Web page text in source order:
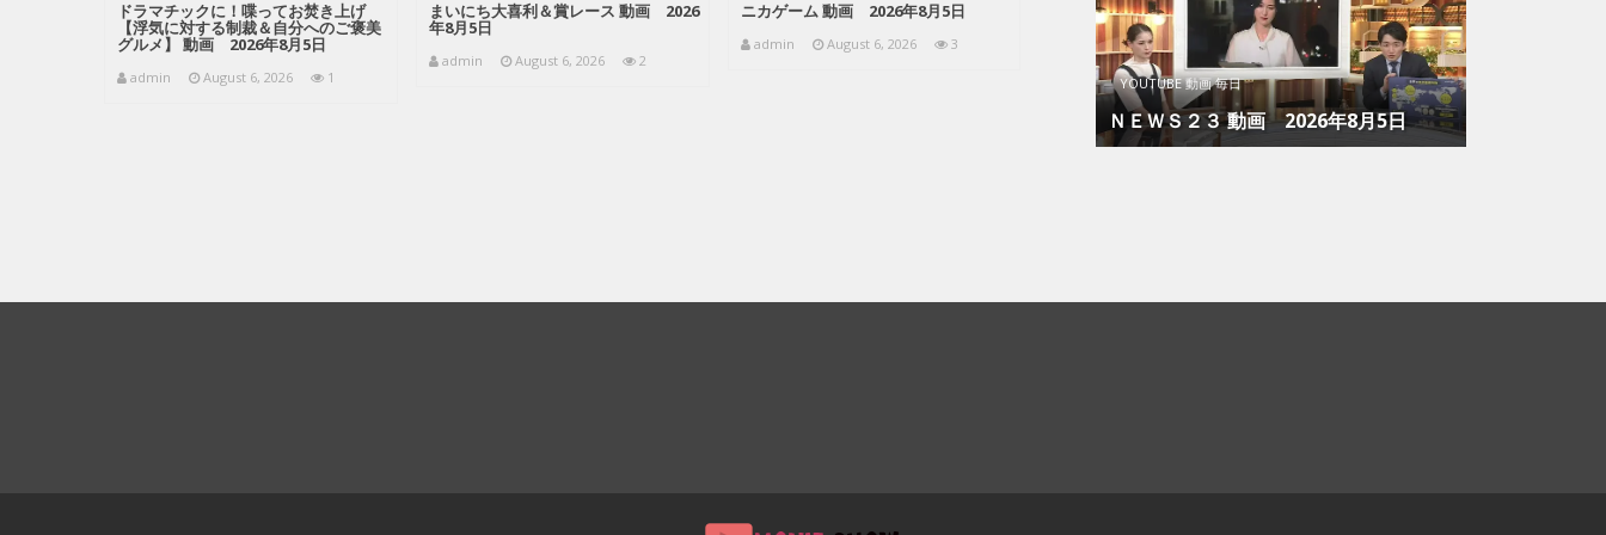
ドラマチックに！喋ってお焚き上げ
【浮気に対する制裁＆自分へのご褒美
グルメ】 動画 2026年8月5日
admin August 6, 2026 1
まいにち大喜利＆賞レース 動画 2026
年8月5日
admin August 6, 2026 2
ニカゲーム 動画 2026年8月5日
admin August 6, 2026 3
YOUTUBE 動画 毎日
ＮＥＷＳ２３ 動画 2026年8月5日